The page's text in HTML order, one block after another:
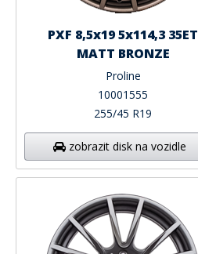
PXF 8,5x19 5x114,3 35ET
MATT BRONZE
Proline
10001555
255/45 R19
zobrazit disk na vozidle